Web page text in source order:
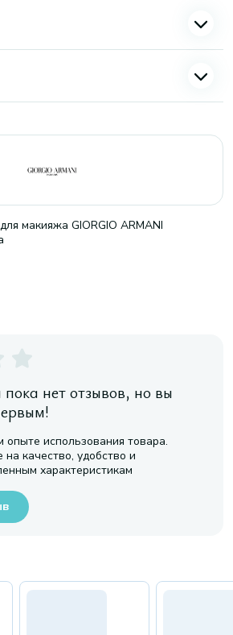
макияжа GIORGIO ARMANI
нет отзывов, но вы
опыте использования товара.
качество, удобство и
характеристикам